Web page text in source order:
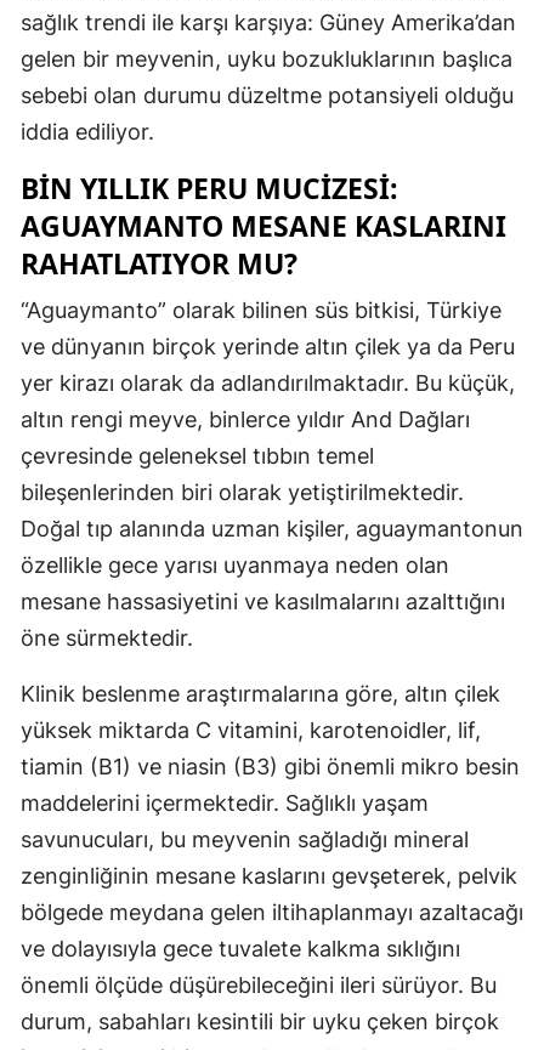
sağlık trendi ile karşı karşıya: Güney Amerika’dan
gelen bir meyvenin, uyku bozukluklarının başlıca
sebebi olan durumu düzeltme potansiyeli olduğu
iddia ediliyor.
BİN YILLIK PERU MUCİZESİ:
AGUAYMANTO MESANE KASLARINI
RAHATLATIYOR MU?
“Aguaymanto” olarak bilinen süs bitkisi, Türkiye
ve dünyanın birçok yerinde altın çilek ya da Peru
yer kirazı olarak da adlandırılmaktadır. Bu küçük,
altın rengi meyve, binlerce yıldır And Dağları
çevresinde geleneksel tıbbın temel
bileşenlerinden biri olarak yetiştirilmektedir.
Doğal tıp alanında uzman kişiler, aguaymantonun
özellikle gece yarısı uyanmaya neden olan
mesane hassasiyetini ve kasılmalarını azalttığını
öne sürmektedir.
Klinik beslenme araştırmalarına göre, altın çilek
yüksek miktarda C vitamini, karotenoidler, lif,
tiamin (B1) ve niasin (B3) gibi önemli mikro besin
maddelerini içermektedir. Sağlıklı yaşam
savunucuları, bu meyvenin sağladığı mineral
zenginliğinin mesane kaslarını gevşeterek, pelvik
bölgede meydana gelen iltihaplanmayı azaltacağı
ve dolayısıyla gece tuvalete kalkma sıklığını
önemli ölçüde düşürebileceğini ileri sürüyor. Bu
durum, sabahları kesintili bir uyku çeken birçok